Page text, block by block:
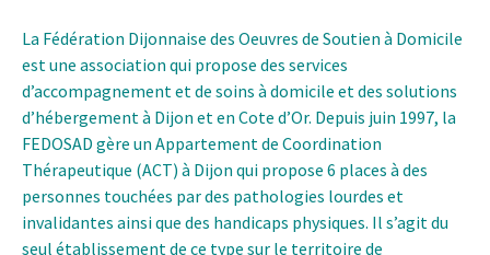
La Fédération Dijonnaise des Oeuvres de Soutien à Domicile
est une association qui propose des services
d’accompagnement et de soins à domicile et des solutions
d’hébergement à Dijon et en Cote d’Or. Depuis juin 1997, la
FEDOSAD gère un Appartement de Coordination
Thérapeutique (ACT) à Dijon qui propose 6 places à des
personnes touchées par des pathologies lourdes et
invalidantes ainsi que des handicaps physiques. Il s’agit du
seul établissement de ce type sur le territoire de